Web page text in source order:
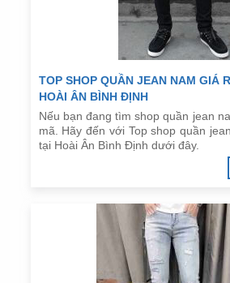
TOP SHOP QUẦN JEAN NAM GIÁ
HOÀI ÂN BÌNH ĐỊNH
Nếu bạn đang tìm shop quần jean
mã. Hãy đến với Top shop quần
tại Hoài Ân Bình Định dưới đây.